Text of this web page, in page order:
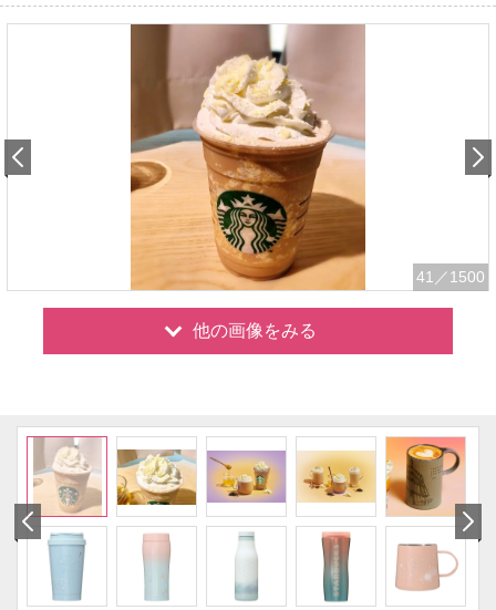
41 ／1500
他の画像をみる